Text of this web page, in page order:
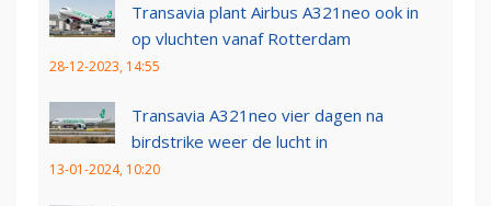
Transavia plant Airbus A321neo ook in
op vluchten vanaf Rotterdam
28-12-2023, 14:55
Transavia A321neo vier dagen na
birdstrike weer de lucht in
13-01-2024, 10:20